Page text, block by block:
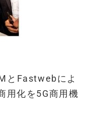
とFastwebによ
用化を5G商用機